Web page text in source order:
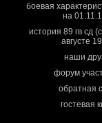
боевая
на
история 89 гв сд
августе
наши
форум
обратная
гостевая